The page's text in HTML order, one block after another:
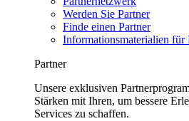
Werden Sie Partner
Finde einen Partner
Informationsmaterialien für
Partner
Unsere exklusiven
Stärken mit Ihren, um bessere
Services zu schaffen.